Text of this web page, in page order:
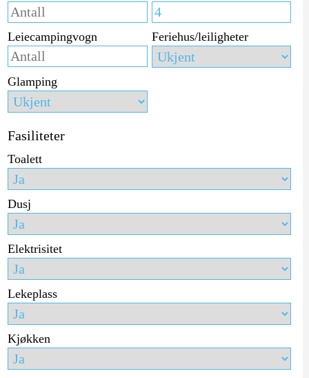
Leiecampingvogn Feriehus/leiligheter
Glamping
Fasiliteter
Toalett
Dusj
Elektrisitet
Lekeplass
Kjøkken